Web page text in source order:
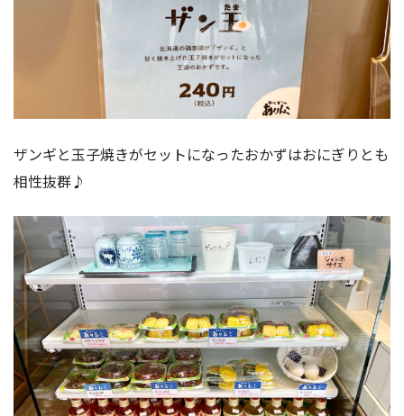
ザンギと玉子焼きがセットになったおかずはおにぎりとも
相性抜群♪